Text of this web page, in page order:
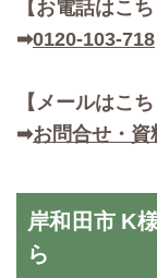
【お電話はこち
➡0120-103-718
【メールはこ
➡お問合せ・資
岸和田市 K
ら